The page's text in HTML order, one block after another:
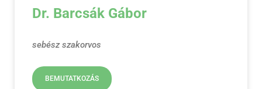
Dr. Barcsák Gábor
sebész szakorvos
BEMUTATKOZÁS